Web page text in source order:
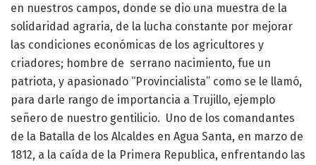
en nuestros campos, donde se dio una muestra de la
solidaridad agraria, de la lucha constante por mejorar
las condiciones económicas de los agricultores y
criadores; hombre de serrano nacimiento, fue un
patriota, y apasionado “Provincialista” como se le llamó,
para darle rango de importancia a Trujillo, ejemplo
señero de nuestro gentilicio. Uno de los comandantes
de la Batalla de los Alcaldes en Agua Santa, en marzo de
1812, a la caída de la Primera Republica, enfrentando las